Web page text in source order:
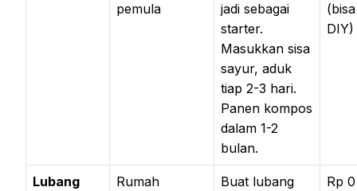
pemula
jadi sebagai
starter.
Masukkan sisa
sayur, aduk
tiap 2-3 hari.
Panen kompos
dalam 1-2
bulan.
(bisa
DIY)
Lubang
Rumah
Buat lubang
Rp